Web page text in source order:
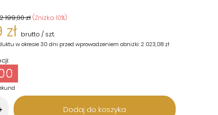
2 199,00 zł (Zniżka 10%)
brutto / szt.
w okresie 30 dni przed wprowadzeniem obniżki:2 023,08 zł
Dodaj do koszyka